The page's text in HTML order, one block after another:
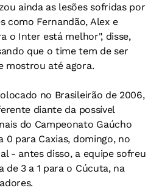
ainda as lesões sofridas por
como Fernandão, Alex e
o Inter está melhor", disse,
que o time tem de ser
mostrou até agora.
no Brasileirão de 2006,
diante da possível
do Campeonato Gaúcho
0 para Caxias, domingo, no
- antes disso, a equipe sofreu
3 a 1 para o Cúcuta, na